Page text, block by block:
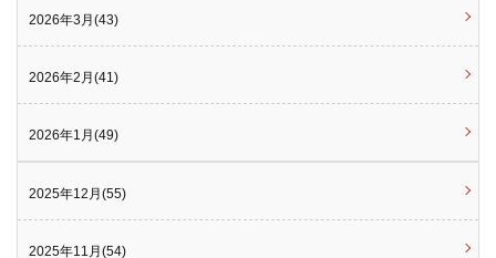
2026年3月(43)
2026年2月(41)
2026年1月(49)
2025年12月(55)
2025年11月(54)